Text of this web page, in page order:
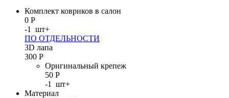
Комплект ковриков в салон
0 Р
-1 шт+
ПО ОТДЕЛЬНОСТИ
3D лапа
300 Р
Оригинальный крепеж
50 Р
-1 шт+
Материал